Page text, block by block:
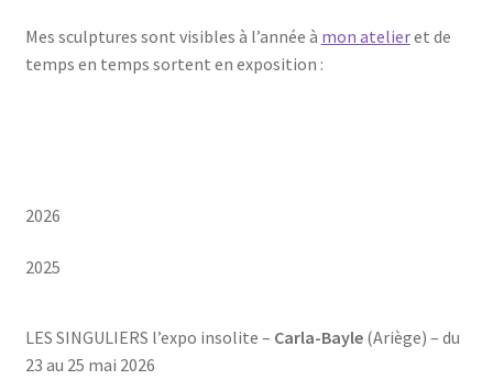
L’univers
Blog
le
Cours et stages
Mes sculptures sont visibles à l’année à mon atelieret de
temps en temps sortent en exposition :
2026
2025
LES SINGULIERS l’expo insolite – Carla-Bayle (Ariège) – du
23 au 25 mai 2026